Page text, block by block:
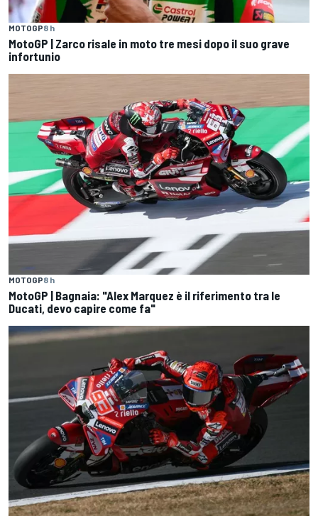
MOTOGP8 h
MotoGP | Zarco risale in moto tre mesi dopo il suo grave
infortunio
MOTOGP8 h
MotoGP | Bagnaia: "Alex Marquez è il riferimento tra le
Ducati, devo capire come fa"